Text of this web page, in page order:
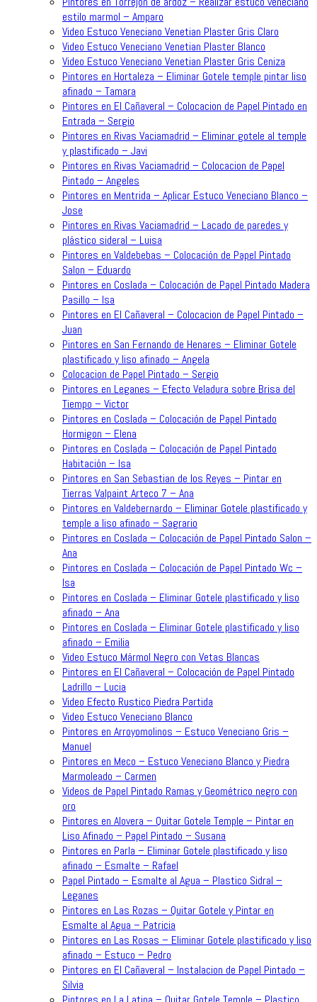
estilo marmol – Amparo
Video Estuco Veneciano Venetian Plaster Gris Claro
Video Estuco Veneciano Venetian Plaster Blanco
Video Estuco Veneciano Venetian Plaster Gris Ceniza
Pintores en Hortaleza – Eliminar Gotele temple pintar liso
afinado – Tamara
Pintores en El Cañaveral – Colocacion de Papel Pintado en
Entrada – Sergio
Pintores en Rivas Vaciamadrid – Eliminar gotele al temple
y plastificado – Javi
Pintores en Rivas Vaciamadrid – Colocacion de Papel
Pintado – Angeles
Pintores en Mentrida – Aplicar Estuco Veneciano Blanco –
Jose
Pintores en Rivas Vaciamadrid – Lacado de paredes y
plástico sideral – Luisa
Pintores en Valdebebas – Colocación de Papel Pintado
Salon – Eduardo
Pintores en Coslada – Colocación de Papel Pintado Madera
Pasillo – Isa
Pintores en El Cañaveral – Colocacion de Papel Pintado –
Juan
Pintores en San Fernando de Henares – Eliminar Gotele
plastificado y liso afinado – Angela
Colocacion de Papel Pintado – Sergio
Pintores en Leganes – Efecto Veladura sobre Brisa del
Tiempo – Victor
Pintores en Coslada – Colocación de Papel Pintado
Hormigon – Elena
Pintores en Coslada – Colocación de Papel Pintado
Habitación – Isa
Pintores en San Sebastian de los Reyes – Pintar en
Tierras Valpaint Arteco 7 – Ana
Pintores en Valdebernardo – Eliminar Gotele plastificado y
temple a liso afinado – Sagrario
Pintores en Coslada – Colocación de Papel Pintado Salon –
Ana
Pintores en Coslada – Colocación de Papel Pintado Wc –
Isa
Pintores en Coslada – Eliminar Gotele plastificado y liso
afinado – Ana
Pintores en Coslada – Eliminar Gotele plastificado y liso
afinado – Emilia
Video Estuco Mármol Negro con Vetas Blancas
Pintores en El Cañaveral – Colocación de Papel Pintado
Ladrillo – Lucia
Video Efecto Rustico Piedra Partida
Video Estuco Veneciano Blanco
Pintores en Arroyomolinos – Estuco Veneciano Gris –
Manuel
Pintores en Meco – Estuco Veneciano Blanco y Piedra
Marmoleado – Carmen
Videos de Papel Pintado Ramas y Geométrico negro con
oro
Pintores en Alovera – Quitar Gotele Temple – Pintar en
Liso Afinado – Papel Pintado – Susana
Pintores en Parla – Eliminar Gotele plastificado y liso
afinado – Esmalte – Rafael
Papel Pintado – Esmalte al Agua – Plastico Sidral –
Leganes
Pintores en Las Rozas – Quitar Gotele y Pintar en
Esmalte al Agua – Patricia
Pintores en Las Rosas – Eliminar Gotele plastificado y liso
afinado – Estuco – Pedro
Pintores en El Cañaveral – Instalacion de Papel Pintado –
Silvia